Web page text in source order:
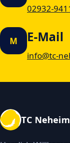
02932-
M E-Mail
info@tc-
TC